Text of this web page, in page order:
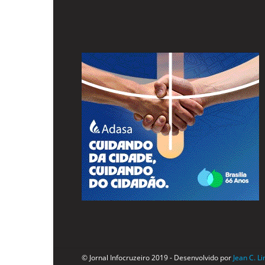
© Jornal Infocruzeiro 2019 - Desenvolvido por Jean C.